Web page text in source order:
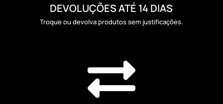
DEVOLUÇÕES ATÉ 14 DIAS
Troque ou devolva produtos sem justificações.
